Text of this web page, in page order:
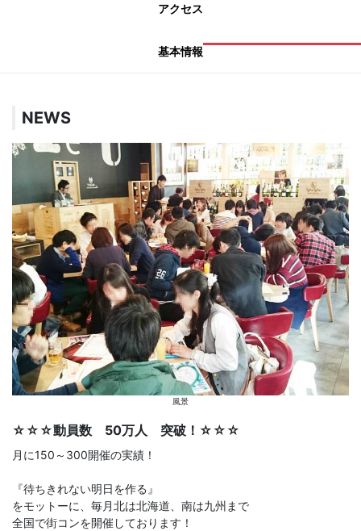
アクセス
基本情報
NEWS
風景
☆☆☆動員数 50万人 突破！☆☆☆
月に150～300開催の実績！
『待ちきれない明日を作る』
をモットーに、毎月北は北海道、南は九州まで
全国で街コンを開催しております！